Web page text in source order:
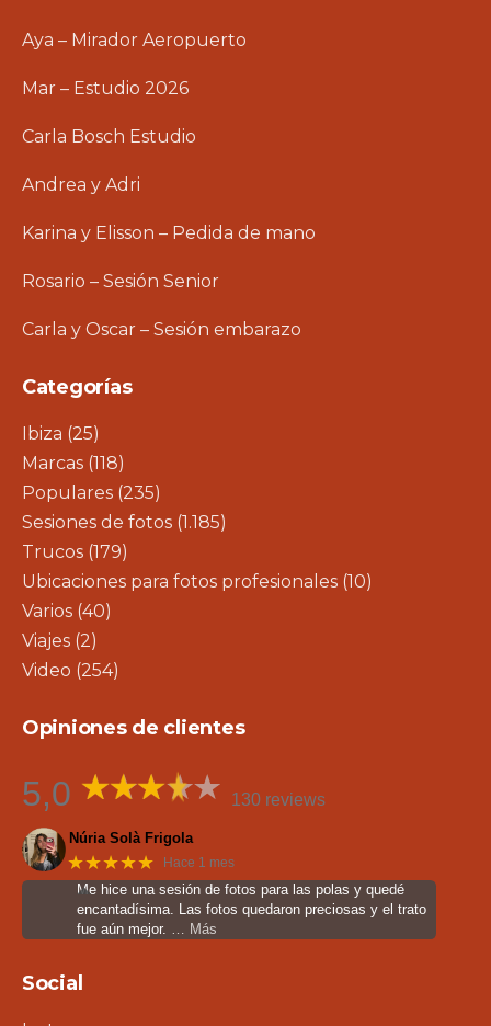
Aya – Mirador Aeropuerto
Mar – Estudio 2026
Carla Bosch Estudio
Andrea y Adri
Karina y Elisson – Pedida de mano
Rosario – Sesión Senior
Carla y Oscar – Sesión embarazo
Categorías
Ibiza (25)
Marcas (118)
Populares (235)
Sesiones de fotos (1.185)
Trucos (179)
Ubicaciones para fotos profesionales (10)
Varios (40)
Viajes (2)
Video (254)
Opiniones de clientes
5,0 130 reviews
Núria Solà Frigola
★★★★★ Hace 1 mes
Me hice una sesión de fotos para las polas y quedé
encantadísima. Las fotos quedaron preciosas y el trato
fue aún mejor.
… Más
Social